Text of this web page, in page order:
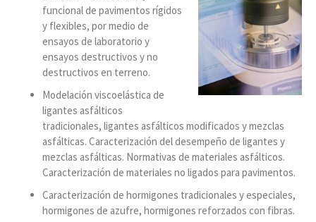
funcional de pavimentos rígidos
y flexibles, por medio de
ensayos de laboratorio y
ensayos destructivos y no
destructivos en terreno.
Modelación viscoelástica de
ligantes asfálticos
tradicionales, ligantes asfálticos modificados y mezclas
asfálticas. Caracterización del desempeño de ligantes y
mezclas asfálticas. Normativas de materiales asfálticos.
Caracterización de materiales no ligados para pavimentos.
Caracterización de hormigones tradicionales y especiales,
hormigones de azufre, hormigones reforzados con fibras.